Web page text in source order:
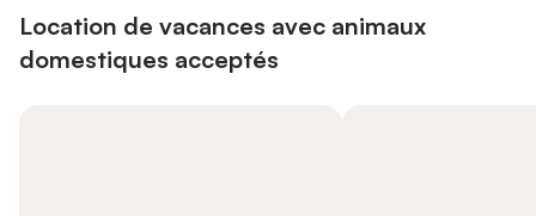
Location de vacances avec animaux
domestiques acceptés